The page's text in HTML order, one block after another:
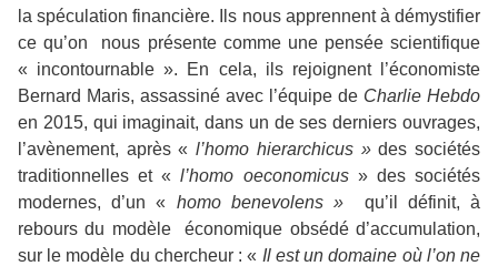
la spéculation financière. Ils nous apprennent à démystifier
ce qu’on nous présente comme une pensée scientifique
« incontournable ». En cela, ils rejoignent l’économiste
Bernard Maris, assassiné avec l’équipe de Charlie Hebdo
en 2015, qui imaginait, dans un de ses derniers ouvrages,
l’avènement, après «l’homo hierarchicus »des sociétés
traditionnelles et «l’homo oeconomicus» des sociétés
modernes, d’un « homo benevolens »
qu’il définit, à
rebours du modèle économique obsédé d’accumulation,
sur le modèle du chercheur : « Il est un domaine où l’on ne